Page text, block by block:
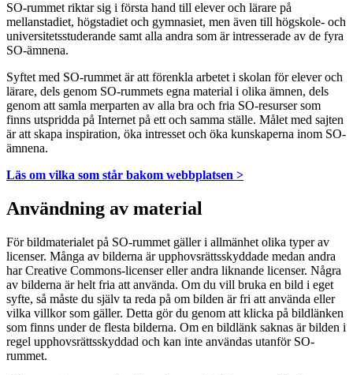
SO-rummet riktar sig i första hand till elever och lärare på
mellanstadiet, högstadiet och gymnasiet, men även till högskole- och
universitetsstuderande samt alla andra som är intresserade av de fyra
SO-ämnena.
Syftet med SO-rummet är att förenkla arbetet i skolan för elever och
lärare, dels genom SO-rummets egna material i olika ämnen, dels
genom att samla merparten av alla bra och fria SO-resurser som
finns utspridda på Internet på ett och samma ställe. Målet med sajten
är att skapa inspiration, öka intresset och öka kunskaperna inom SO-
ämnena.
Läs om vilka som står bakom webbplatsen >
Användning av material
För bildmaterialet på SO-rummet gäller i allmänhet olika typer av
licenser. Många av bilderna är upphovsrättsskyddade medan andra
har Creative Commons-licenser eller andra liknande licenser. Några
av bilderna är helt fria att använda. Om du vill bruka en bild i eget
syfte, så måste du själv ta reda på om bilden är fri att använda eller
vilka villkor som gäller. Detta gör du genom att klicka på bildlänken
som finns under de flesta bilderna. Om en bildlänk saknas är bilden i
regel upphovsrättsskyddad och kan inte användas utanför SO-
rummet.